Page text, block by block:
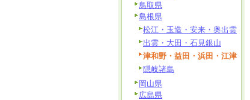
鳥取県
島根県
松江・玉造・安来・奥出雲
出雲・大田・石見銀山
津和野・益田・浜田・江津
隠岐諸島
岡山県
広島県